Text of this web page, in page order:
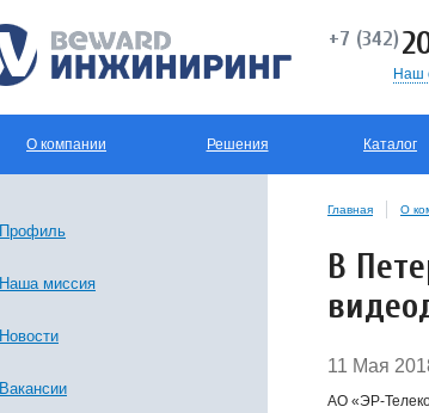
+7 (342)
Наш
О компании Решения Каталог
Профиль
Наша миссия
Новости
Вакансии
Главная О
В
11 Мая
АО «ЭР-